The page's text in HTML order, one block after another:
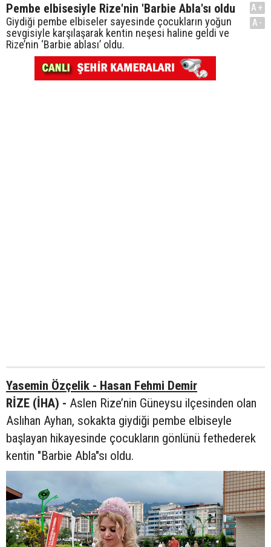
Pembe elbisesiyle Rize'nin 'Barbie Abla'sı oldu
Giydiği pembe elbiseler sayesinde çocukların yoğun
sevgisiyle karşılaşarak kentin neşesi haline geldi ve
Rize’nin ‘Barbie ablası’ oldu.
A+
A-
Yasemin Özçelik - Hasan Fehmi Demir
RİZE (İHA) - Aslen Rize’nin Güneysu ilçesinden olan
Aslıhan Ayhan, sokakta giydiği pembe elbiseyle
başlayan hikayesinde çocukların gönlünü fethederek
kentin "Barbie Abla"sı oldu.